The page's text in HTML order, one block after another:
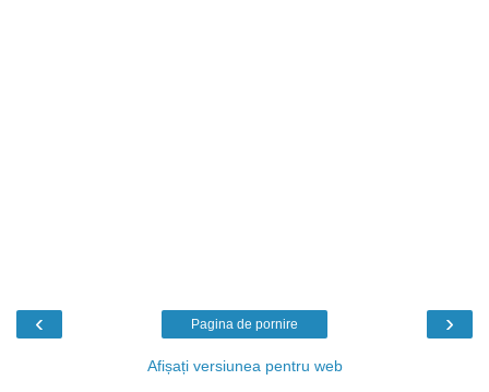
‹ ›
Pagina de pornire
Afișați versiunea pentru web